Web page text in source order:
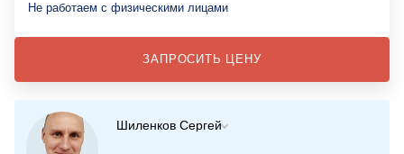
Не работаем с физическими лицами
ЗАПРОСИТЬ ЦЕНУ
Шиленков Сергей